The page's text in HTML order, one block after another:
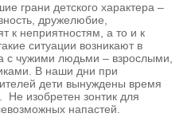
грани детского характера –
дружелюбие,
к неприятностям, а то и к
ситуации возникают в
с чужими людьми – взрослыми,
В наши дни при
дети вынуждены время
Не изобретен зонтик для
напастей.